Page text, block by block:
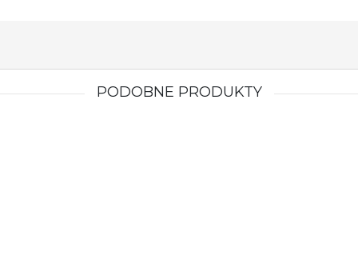
PODOBNE PRODUKTY